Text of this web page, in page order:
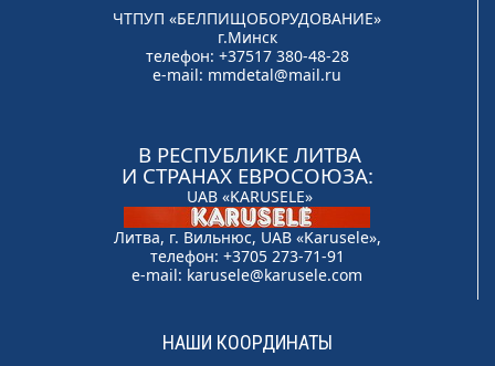
ЧТПУП «БЕЛПИЩОБОРУДОВАНИЕ»
г.Минск
телефон: +37517 380-48-28
e-mail: mmdetal@mail.ru
В РЕСПУБЛИКЕ ЛИТВА
И СТРАНАХ ЕВРОСОЮЗА:
UAB «KARUSELE»
Литва, г. Вильнюс, UAB «Karusele»,
телефон: +3705 273-71-91
e-mail: karusele@karusele.com
НАШИ КООРДИНАТЫ